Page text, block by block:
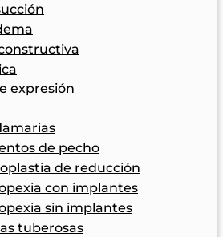
expresión
de pecho
de reducción
con implantes
sin implantes
tuberosas